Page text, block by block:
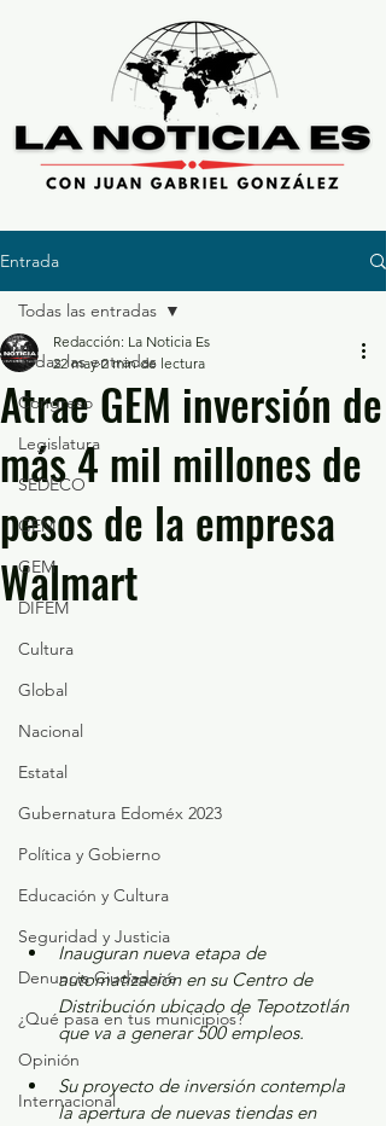
Entrada
Todas las entradas
Congreso
Legislatura
SEDECO
GEM
GEM
DIFEM
Cultura
Global
Nacional
Estatal
Gubernatura Edoméx 2023
Política y Gobierno
Educación y Cultura
Seguridad y Justicia
Denuncia Ciudadana
¿Qué pasa en tus municipios?
Opinión
Internacional
Todas las entradas
Atrae GEM inversión de
más 4 mil millones de
pesos de la empresa
Walmart
Redacción: La Noticia Es
22 may 2 min de lectura
Inauguran nueva etapa de
automatización en su Centro de
Distribución ubicado de Tepotzotlán
que va a generar 500 empleos.
Su proyecto de inversión contempla
la apertura de nuevas tiendas en